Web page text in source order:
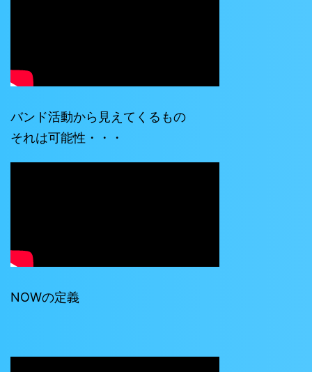
バンド活動から見えてくるもの
それは可能性・・・
NOWの定義